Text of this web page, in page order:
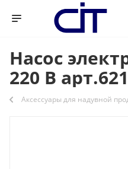
Насос
220 В
Аксессуары для надувной